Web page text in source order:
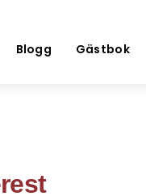
Blogg Gästbok